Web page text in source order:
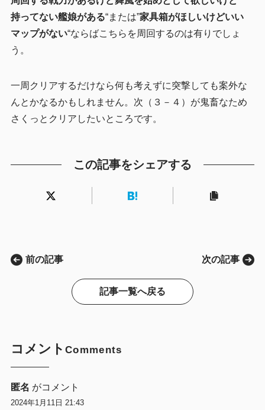
持ってない艦娘がある“または”家具箱がほしいけどいい
マップがない“ならばこちらを周回するのは有りでしょ
う。
一周クリアするだけなら何も考えずに突撃しても案外な
んとかなるかもしれません。次（３－４）が鬼畜なため
さくっとクリアしたいところです。
この記事をシェアする
前の記事
記事一覧へ戻る
次の記事
コメント Comments
匿名 がコメント
2024年1月11日 21:43